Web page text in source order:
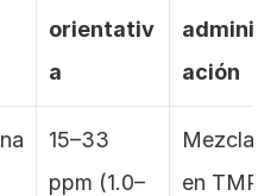
orientativ
a
ación
15–33
ppm (1.0–
en TMR